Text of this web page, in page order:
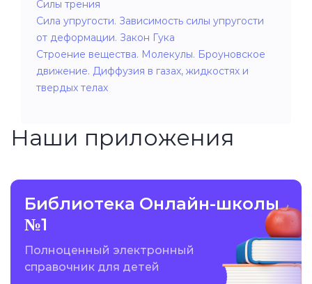
Силы трения
Сила упругости. Зависимость силы упругости
от деформации. Закон Гука
Строение вещества. Молекулы. Броуновское
движение. Диффузия в газах, жидкостях и
твердых телах
Наши приложения
Библиотека Онлайн-школы
№1
Полноценный электронный
справочник для детей